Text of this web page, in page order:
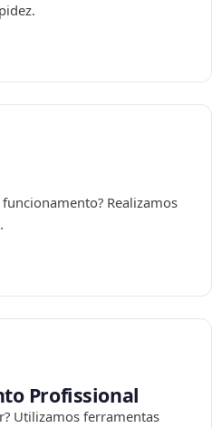
Realizamos
Profissional
Utilizamos ferramentas